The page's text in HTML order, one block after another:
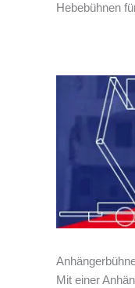
Hebebühnen
Mit einer